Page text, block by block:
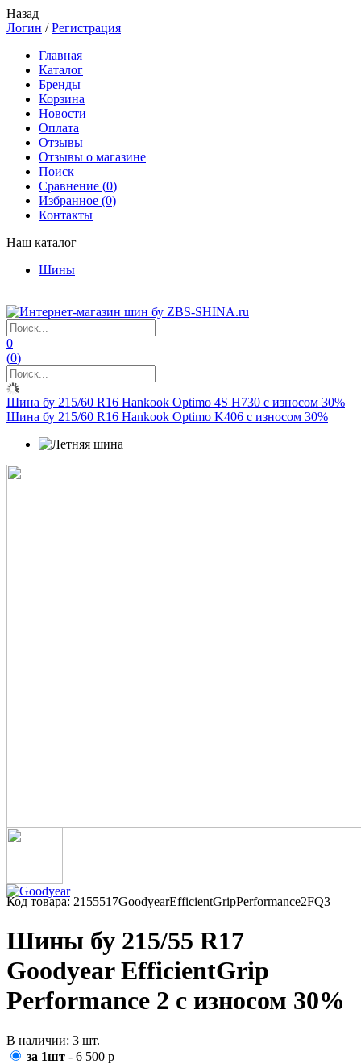
Назад
Логин /Регистрация
Главная
Каталог
Бренды
Корзина
Новости
Оплата
Отзывы
Отзывы о магазине
Поиск
Сравнение (0)
Избранное (0)
Контакты
Наш каталог
Шины
0
(0)
Шина бу 215/60 R16 Hankook Optimo 4S H730 с износом 30%
Шина бу 215/60 R16 Hankook Optimo K406 с износом 30%
Код товара: 2155517GoodyearEfficientGripPerformance2FQ3
Шины бу 215/55 R17
Goodyear EfficientGrip
Performance 2 с износом 30%
В наличии: 3 шт.
за 1шт - 6 500 р